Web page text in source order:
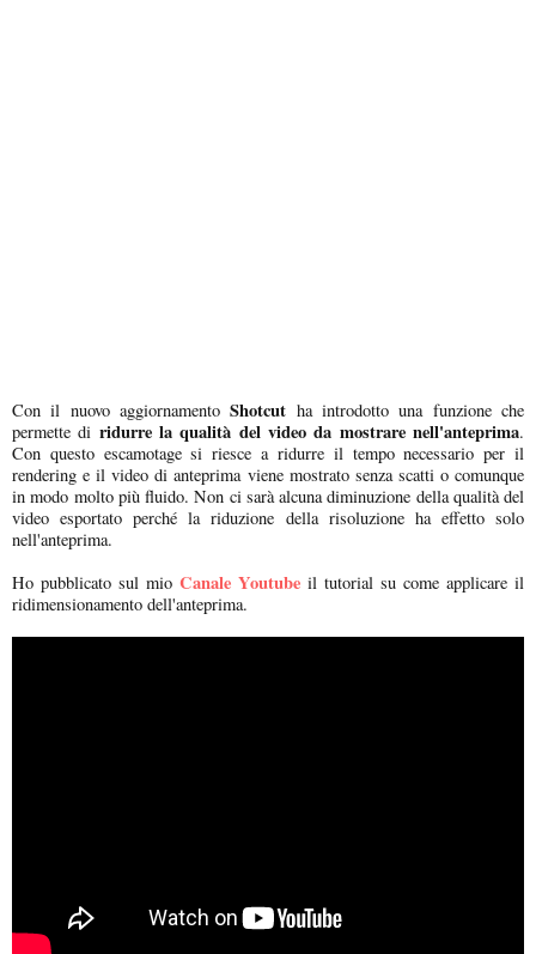
Con il nuovo aggiornamento Shotcut ha introdotto una funzione che
permette di ridurre la qualità del video da mostrare nell'anteprima.
Con questo escamotage si riesce a ridurre il tempo necessario per il
rendering e il video di anteprima viene mostrato senza scatti o comunque
in modo molto più fluido. Non ci sarà alcuna diminuzione della qualità del
video esportato perché la riduzione della risoluzione ha effetto solo
nell'anteprima.
Ho pubblicato sul mio Canale Youtube il tutorial su come applicare il
ridimensionamento dell'anteprima.